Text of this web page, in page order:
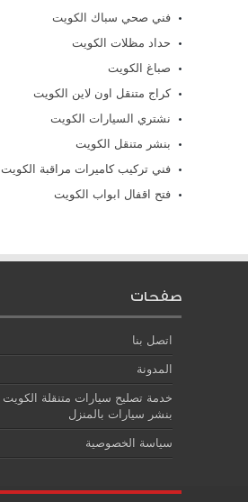
فني صحي سباك الكويت
حداد مظلات الكويت
صباغ الكويت
كراج متنقل اون لاين الكويت
نشتري السيارات الكويت
بنشر متنقل الكويت
فني تركيب كاميرات مراقبة الكويت
فتح اقفال ابواب الكويت
صفحات
اتصل بنا
المدونة
بنشر سيارات بالمنزل
سياسة الخصوصية